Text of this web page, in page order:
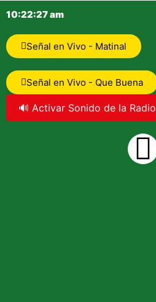
10:22:27 am
Señal en Vivo - Matinal
Señal en Vivo - Que Buena
🔊 Activar Sonido de la Radio